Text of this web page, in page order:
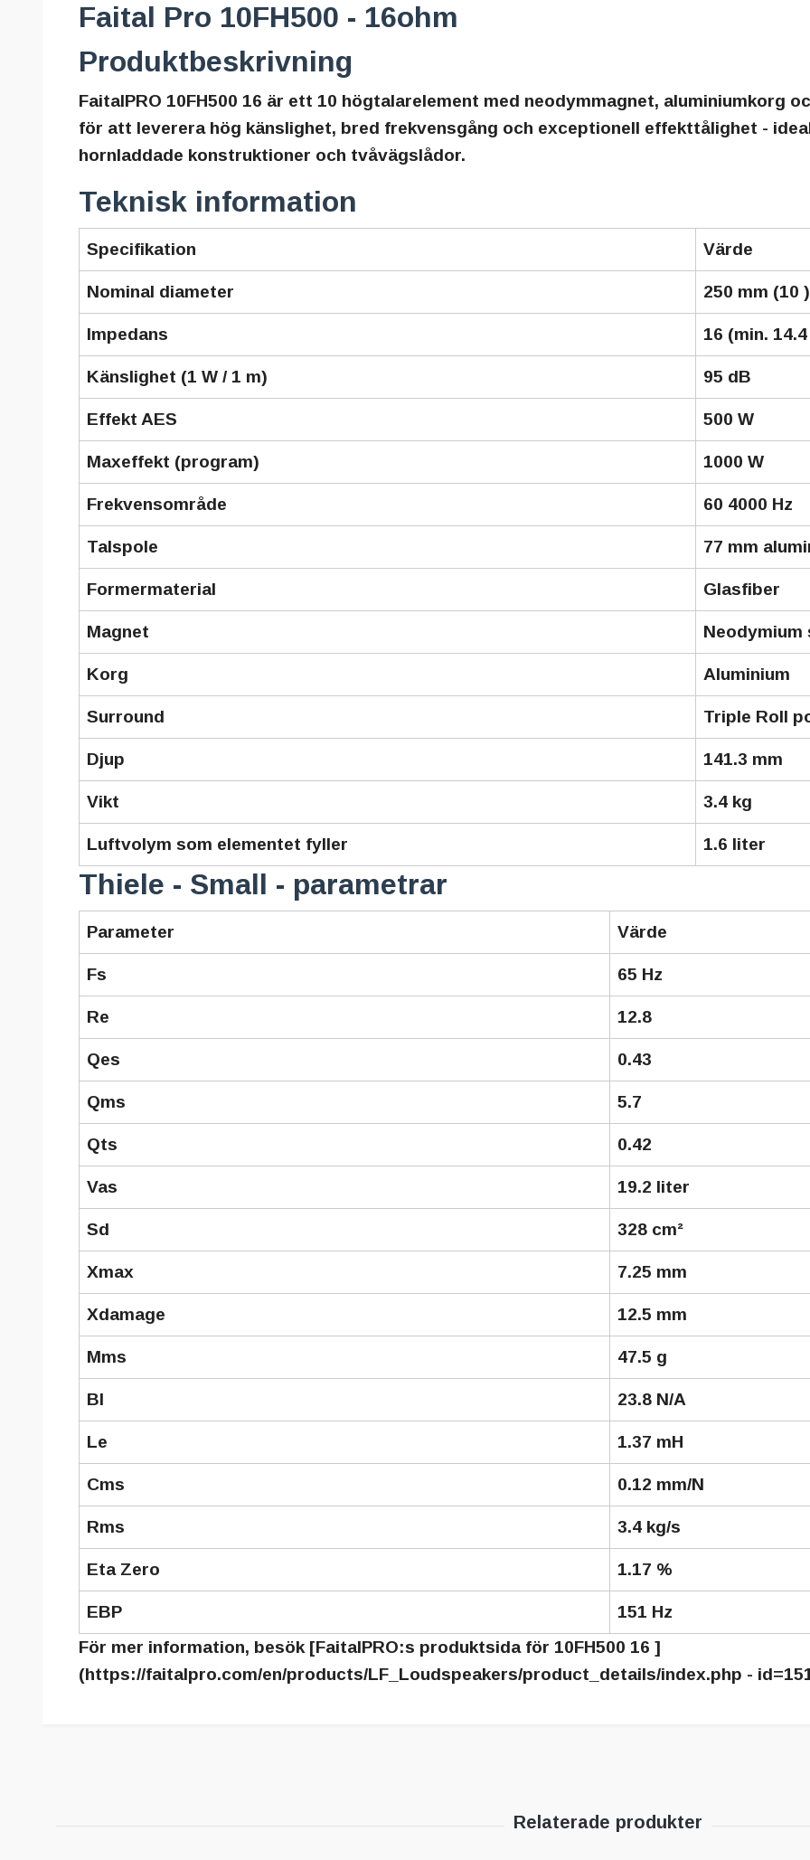
Faital Pro 10FH500 - 16ohm
Produktbeskrivning
FaitalPRO 10FH500 16 är ett 10 högtalarelement med neodymmagnet, aluminiumkorg
för att leverera hög känslighet, bred frekvensgång och exceptionell effekttålighet -
hornladdade konstruktioner och tvåvägslådor.
Teknisk information
Specifikation Värde
Nominal diameter 250 mm (10 )
Impedans 16 (min. 14.4
Känslighet (1 W / 1 m) 95 dB
Effekt AES 500 W
Maxeffekt (program) 1000 W
Frekvensområde 60 4000 Hz
Talspole 77 mm
Formermaterial Glasfiber
Magnet Neodymium
Korg Aluminium
Surround Triple Roll
Djup 141.3 mm
Vikt 3.4 kg
Luftvolym som elementet fyller 1.6 liter
Thiele - Small - parametrar
Parameter Värde
Fs 65 Hz
Re 12.8
Qes 0.43
Qms 5.7
Qts 0.42
Vas 19.2 liter
Sd 328 cm²
Xmax 7.25 mm
Xdamage 12.5 mm
Mms 47.5 g
Bl 23.8 N/A
Le 1.37 mH
Cms 0.12 mm/N
Rms 3.4 kg/s
Eta Zero 1.17 %
EBP
151 Hz
För mer information, besök [FaitalPRO:s produktsida för 10FH500 16 ]
(https://faitalpro.com/en/products/LF_Loudspeakers/product_details/index.php -